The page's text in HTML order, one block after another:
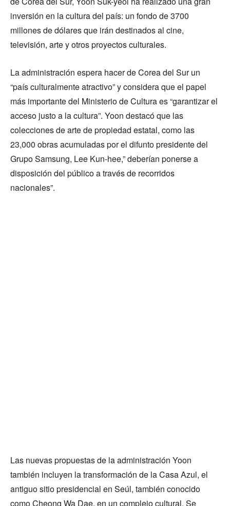
inversión en la cultura del país: un fondo de 3700
millones de dólares que irán destinados al cine,
televisión, arte y otros proyectos culturales.
La administración espera hacer de Corea del Sur un
“país culturalmente atractivo” y considera que el papel
más importante del Ministerio de Cultura es “garantizar el
acceso justo a la cultura”. Yoon destacó que las
colecciones de arte de propiedad estatal, como las
23,000 obras acumuladas por el difunto presidente del
Grupo Samsung, Lee Kun-hee,” deberían ponerse a
disposición del público a través de recorridos
nacionales”.
Las nuevas propuestas de la administración Yoon
también incluyen la transformación de la Casa Azul, el
antiguo sitio presidencial en Seúl, también conocido
como Cheong Wa Dae, en un complejo cultural. Se